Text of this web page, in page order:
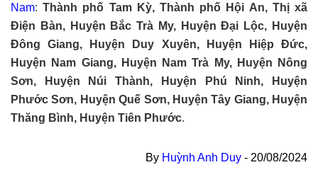
Nam:Thành phố Tam Kỳ, Thành phố Hội An, Thị xã
Điện Bàn, Huyện Bắc Trà My, Huyện Đại Lộc, Huyện
Đông Giang, Huyện Duy Xuyên, Huyện Hiệp Đức,
Huyện Nam Giang, Huyện Nam Trà My, Huyện Nông
Sơn, Huyện Núi Thành, Huyện Phú Ninh, Huyện
Phước Sơn, Huyện Quế Sơn, Huyện Tây Giang, Huyện
Thăng Bình, Huyện Tiên Phước.
By Huỳnh Anh Duy - 20/08/2024